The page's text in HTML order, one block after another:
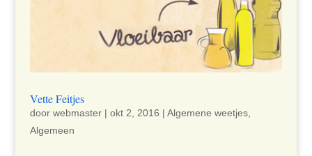
Vette Feitjes
door webmaster| okt 2, 2016 | Algemene weetjes,
Algemeen